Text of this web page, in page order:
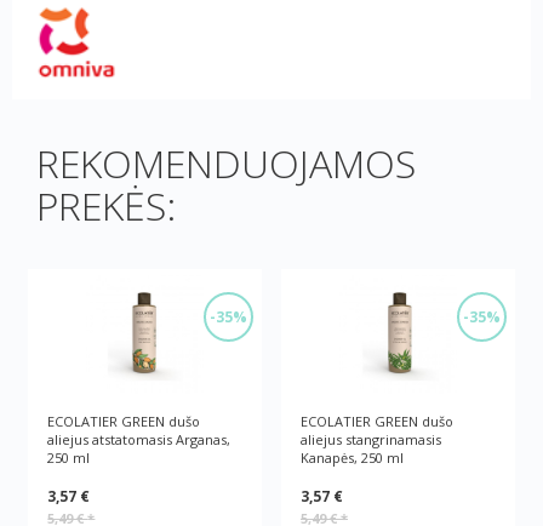
REKOMENDUOJAMOS
PREKĖS:
-35%
ECOLATIER GREEN dušo
aliejus atstatomasis Arganas,
250 ml
3,57 €
5,49 €*
-35%
ECOLATIER GREEN dušo
aliejus stangrinamasis
Kanapės, 250 ml
3,57 €
5,49 €*